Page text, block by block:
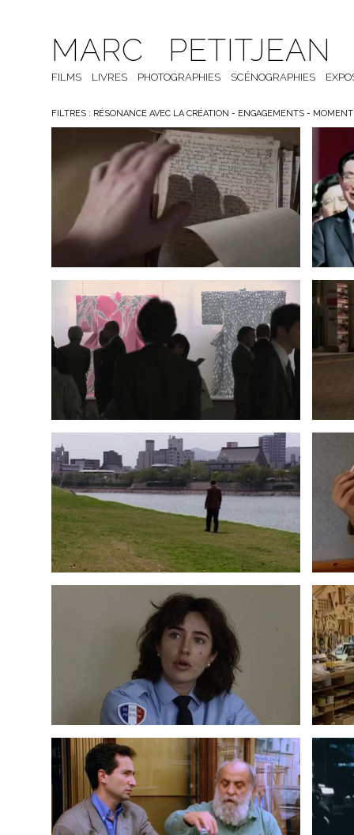
MARC PETITJEAN
FILMS LIVRES PHOTOGRAPHIES SCÉNOGRAPHIES
FILTRES : RÉSONANCE AVEC LA CRÉATION - ENGAGEMENTS -
DAKAR-DJIBOUTI 1931, LE BUTIN
DU MUSÉE DE L’HOMME
2020
TRÉSOR VIVANT
2012
BLESSURES ATOMIQUES
POLICE ACADÉMIE
2001
CÉSAR
1993
LE TAON VOLE – JEAN DUPUY
1992